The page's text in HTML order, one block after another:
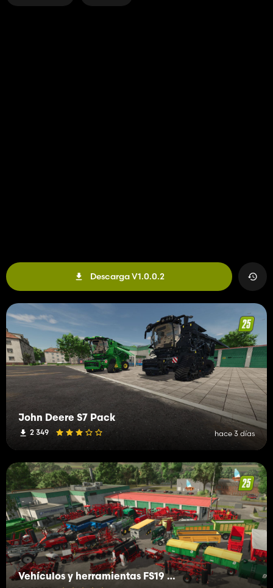
Descarga V1.0.0.2
John Deere S7 Pack
2 349 hace 3 días
Vehículos y herramientas FS19 (H-K)